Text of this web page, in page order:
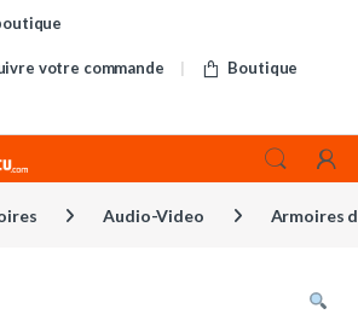
votre commande Boutique
Audio-Video Armoires